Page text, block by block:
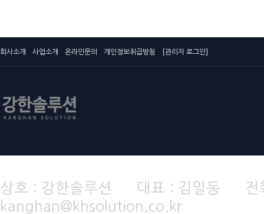
회사소개 사업소개 온라인문의 개인정보취급방침 [관리자 로그인]
상호 : 강한솔루션 대표 : 김일동
kanghan@khsolution.co.kr